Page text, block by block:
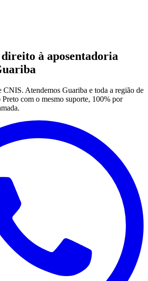
à aposentadoria
CNIS. Atendemos Guariba e toda a região de
com o mesmo suporte, 100% por